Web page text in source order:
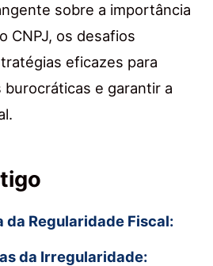
sobre a importância
CNPJ, os desafios
eficazes para
burocráticas e garantir a
da Regularidade Fiscal:
da Irregularidade: